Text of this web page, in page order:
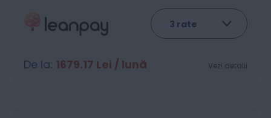
De la: 1679.17 Lei / lună Vezi detalii